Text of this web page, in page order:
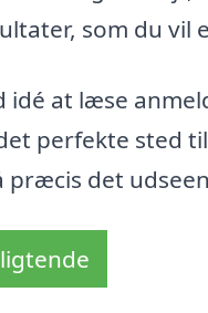
som du vil
idé at læse
perfekte sted
det